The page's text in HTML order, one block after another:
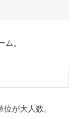
。
が大人数。